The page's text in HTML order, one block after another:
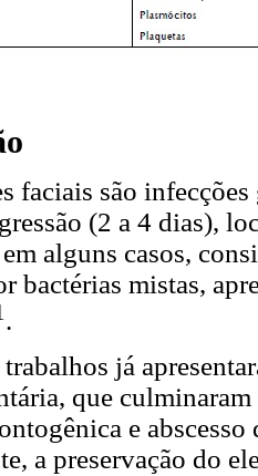
faciais são
(2 a 4 dias),
alguns casos,
bactérias mistas,
.
já
que
e
a preservação do